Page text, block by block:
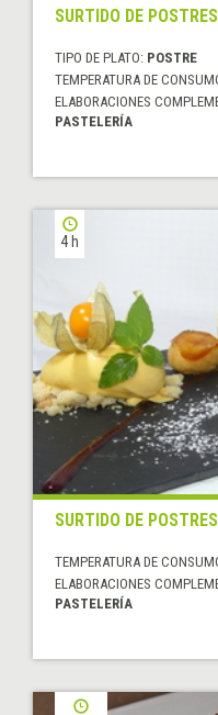
SURTIDO DE POSTRES
TIPO DE PLATO: POSTRE
TEMPERATURA DE
ELABORACIONES
PASTELERÍA
4 h
SURTIDO DE POSTRES
TEMPERATURA DE
ELABORACIONES
PASTELERÍA